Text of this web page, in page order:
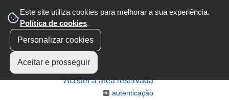
Este site utiliza cookies para melhorar a sua experiência.
Política de cookies.
Personalizar cookies
Aceitar e prosseguir
Aceder à área reservada
autenticação